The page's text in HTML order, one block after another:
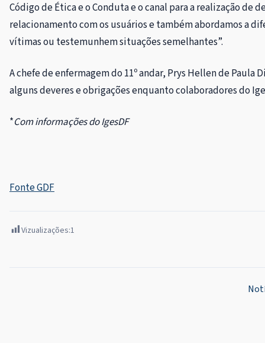
Código de Ética e o Conduta e o canal para a realização de
relacionamento com os usuários e também abordamos a
vítimas ou testemunhem situações semelhantes”.
A chefe de enfermagem do 11º andar, Prys Hellen de
alguns deveres e obrigações enquanto colaboradores do
*Com informações do IgesDF
Fonte GDF
Vizualizações:1